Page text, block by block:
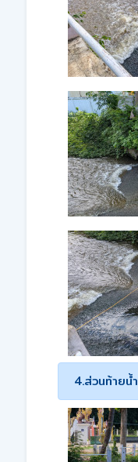
4.ส่วนท้ายน้ำ